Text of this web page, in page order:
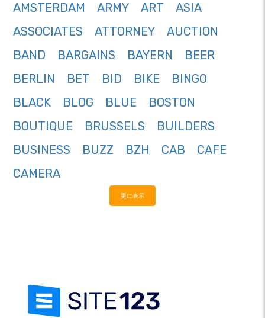
AMSTERDAM
ARMY ART
ASIA
ASSOCIATES
ATTORNEY
AUCTION
BAND
BARGAINS BAYERN
BEER
BERLIN
BET BID BIKE
BINGO
BLACK
BLOG BLUE
BOSTON
BOUTIQUE
BRUSSELS
BUILDERS
BUSINESS
BUZZ BZH CAB
CAFE
CAMERA
更に表示